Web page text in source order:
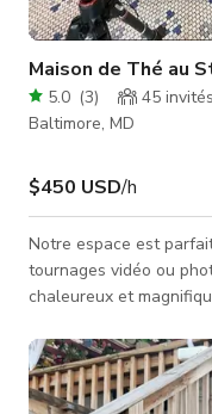
Maison de Thé au
5.0 (3) 45 invités
Baltimore, MD
$450 USD/h
Notre espace est
tournages vidéo ou
chaleureux et
contenu pour les
Renseignez-vous
de l'espace. Le tarif